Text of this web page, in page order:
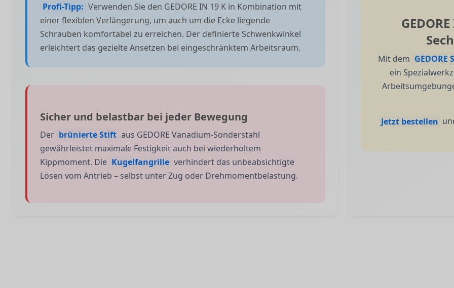
Profi-Tipp: Verwenden Sie den GEDORE IN 19 K in Kombination mit
einer flexiblen Verlängerung, um auch um die Ecke liegende
Schrauben komfortabel zu erreichen. Der definierte Schwenkwinkel
erleichtert das gezielte Ansetzen bei eingeschränktem Arbeitsraum.
Sicher und belastbar bei jeder Bewegung
Der brünierte Stift aus GEDORE Vanadium-Sonderstahl
gewährleistet maximale Festigkeit auch bei wiederholtem
Kippmoment. Die Kugelfangrille verhindert das unbeabsichtigte
Lösen vom Antrieb – selbst unter Zug oder Drehmomentbelastung.
Mit dem
ein
Jetzt bestellen